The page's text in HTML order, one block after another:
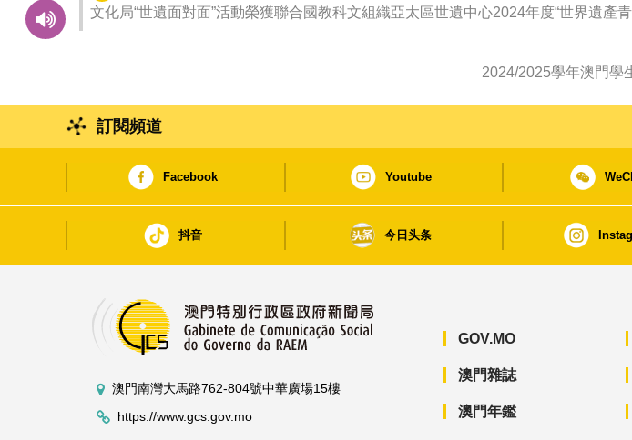
文化局“世遺面對面”活動榮獲聯合國教科文組織亞太區世遺中心2024年度“世界遺產
2024/2025學年澳門學
訂閱頻道
Facebook Youtube
抖音 今日头条
澳門南灣大馬路762-804號中華廣場15樓
https://www.gcs.gov.mo
GOV.MO
澳門雜誌
澳門年鑑